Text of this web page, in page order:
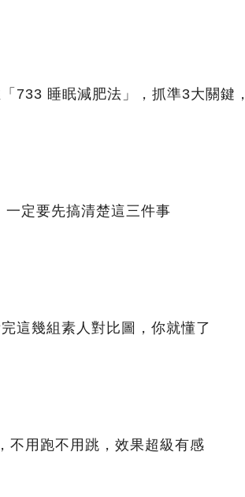
733 睡眠減肥法」，抓準3大關鍵，
定要先搞清楚這三件事
這幾組素人對比圖，你就懂了
不用跑不用跳，效果超級有感